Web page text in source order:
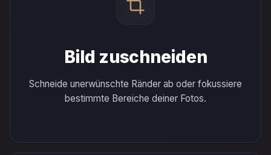
Bild zuschneiden
Schneide unerwünschte Ränder ab oder fokussiere
bestimmte Bereiche deiner Fotos.